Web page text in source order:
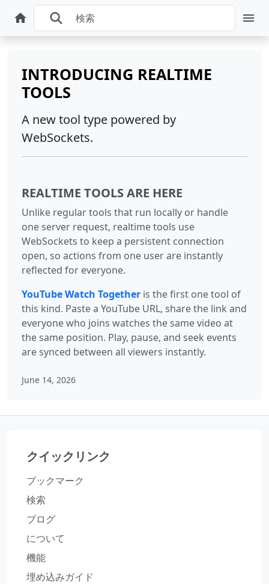
INTRODUCING REALTIME
TOOLS
A new tool type powered by
WebSockets.
REALTIME TOOLS ARE HERE
Unlike regular tools that run locally or handle
one server request, realtime tools use
WebSockets to keep a persistent connection
open, so actions from one user are instantly
reflected for everyone.
YouTube Watch Together is the first one tool of
this kind. Paste a YouTube URL, share the link and
everyone who joins watches the same video at
the same position. Play, pause, and seek events
are synced between all viewers instantly.
June 14, 2026
クイックリンク
ブックマーク
検索
ブログ
について
機能
埋め込みガイド